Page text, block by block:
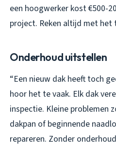
een hoogwerker kost €500-
project. Reken altijd met
Onderhoud uitstellen
“Een nieuw dak heeft toch
hoor het te vaak. Elk dak
inspectie. Kleine problemen
dakpan of beginnende
repareren. Zonder